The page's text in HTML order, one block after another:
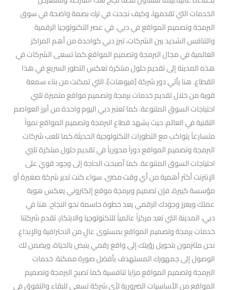
الخدمات التي تقدمها، وكيف نجحت في ترك بصمة واضحة في سوق
البرمجة وتصميم المواقع في دبي. في عصر التكنولوجيا الرقمية
والتنافس الشديد بين الشركات، تبرز دبي كواحدة من أهم المراكز
العالمية في مجال البرمجة وتصميم المواقع.كما تسعى الشركات في
هذه المدينة إلى تقديم حلول مبتكرة تعكس التطور السريع في هذا
القطاع. هنا يأتي دور شركة [فيوهات]، التي تمكنت من بناء سمعة
قوية من خلال تقديم خدمات برمجة وتصميم مواقع متميزة تلبي
احتياجات السوق المتنوعة. كما تعتبر دبي اليوم واحدة من أبرز العواصم
التقنية في العالم، حيث يشهد قطاع البرمجة وتصميم المواقع نمواً
متسارعاً يتواكب مع التطورات التكنولوجية الحديثة.كما تلعب شركات
البرمجة وتصميم المواقع دوراً محورياً في تقديم حلول مبتكرة تلبي
احتياجات السوق المتنوعة. كما أصبحت الحاجة إلى وجود قوي على
الإنترنت أكثر أهمية من أي وقت مضى. سواء كنت تدير شركة صغيرة أو
مؤسسة كبيرة، فإن تصميم وبرمجة موقع إلكتروني يعكس هوية
عملك ويعزز وجودك الرقمي يعد خطوة حاسمة نحو النجاح. هنا في
دبي، المدينة التي تعد مركزاً عالمياً للتكنولوجيا والابتكار، تقدم شركتنا
خدمات برمجة وتصميم المواقع بمستوى عالٍ من الاحترافية والإبداع.
نحن ملتزمون بتحويل رؤيتك إلى واقع رقمي ينبض بالحياة، ويضمن لك
الوصول إلى جمهورك المستهدف بأفضل صورة ممكنة. خدمات
البرمجة وتصميم المواقع مزايا تنافسية كما تصبح البرمجة وتصميم
المواقع من الأساسيات الضرورية لأي شركة تسعى للبقاء والتفوق في